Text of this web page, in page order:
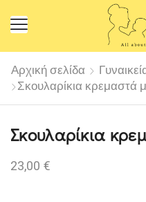
Αρχική σελίδα
Σκουλαρίκια κρεμαστά
Σκουλαρίκια
23,00 €